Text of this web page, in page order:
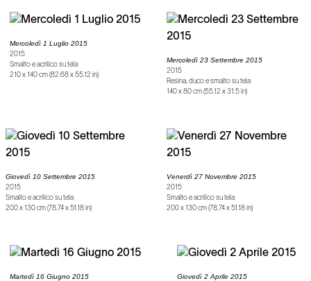
Mercoledì 1 Luglio 2015
2015
Smalto e acrilico su tela
210 x 140 cm (82.68 x 55.12 in)
Mercoledì 23 Settembre 2015
2015
Resina, duco e smalto su tela
140 x 80 cm (55.12 x 31.5 in)
Giovedì 10 Settembre 2015
2015
Smalto e acrilico su tela
200 x 130 cm (78.74 x 51.18 in)
Venerdì 27 Novembre 2015
2015
Smalto e acrilico su tela
200 x 130 cm (78.74 x 51.18 in)
Martedì 16 Giugno 2015 Giovedì 2 Aprile 2015